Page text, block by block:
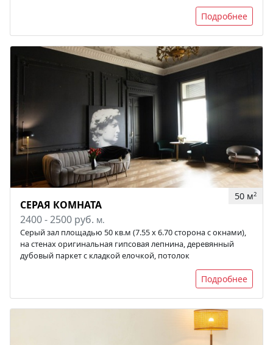
Подробнее
50 м2
СЕРАЯ КОМНАТА
2400 - 2500 руб. м.
Серый зал площадью 50 кв.м (7.55 х 6.70 сторона с окнами),
на стенах оригинальная гипсовая лепнина, деревянный
дубовый паркет с кладкой елочкой, потолок
Подробнее